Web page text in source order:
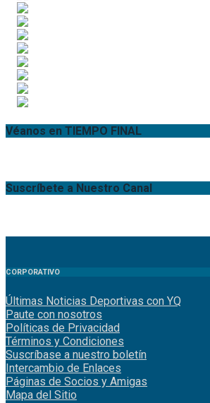
Véanos en TIEMPO FINAL
Suscríbete a Nuestro Canal
CORPORATIVO
Últimas Noticias Deportivas con YQ
Paute con nosotros
Políticas de Privacidad
Términos y Condiciones
Suscríbase a nuestro boletín
Intercambio de Enlaces
Páginas de Socios y Amigas
Mapa del Sitio